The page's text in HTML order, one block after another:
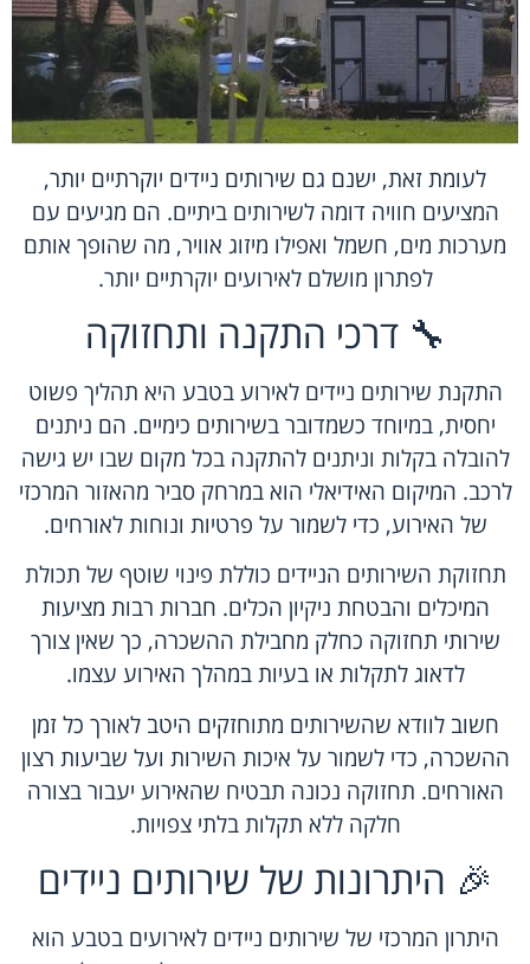
לעומת זאת, ישנם גם שירותים ניידים יוקרתיים יותר,
המציעים חוויה דומה לשירותים ביתיים. הם מגיעים עם
מערכות מים, חשמל ואפילו מיזוג אוויר, מה שהופך אותם
לפתרון מושלם לאירועים יוקרתיים יותר.
🔧 דרכי התקנה ותחזוקה
התקנת שירותים ניידים לאירוע בטבע היא תהליך פשוט
יחסית, במיוחד כשמדובר בשירותים כימיים. הם ניתנים
להובלה בקלות וניתנים להתקנה בכל מקום שבו יש גישה
לרכב. המיקום האידיאלי הוא במרחק סביר מהאזור המרכזי
של האירוע, כדי לשמור על פרטיות ונוחות לאורחים.
תחזוקת השירותים הניידים כוללת פינוי שוטף של תכולת
המיכלים והבטחת ניקיון הכלים. חברות רבות מציעות
שירותי תחזוקה כחלק מחבילת ההשכרה, כך שאין צורך
לדאוג לתקלות או בעיות במהלך האירוע עצמו.
חשוב לוודא שהשירותים מתוחזקים היטב לאורך כל זמן
ההשכרה, כדי לשמור על איכות השירות ועל שביעות רצון
האורחים. תחזוקה נכונה תבטיח שהאירוע יעבור בצורה
חלקה ללא תקלות בלתי צפויות.
🎉 היתרונות של שירותים ניידים
היתרון המרכזי של שירותים ניידים לאירועים בטבע הוא